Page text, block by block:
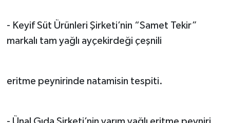
- Keyif Süt Ürünleri Şirketi’nin “Samet Tekir”
markalı tam yağlı ayçekirdeği çeşnili
eritme peynirinde natamisin tespiti.